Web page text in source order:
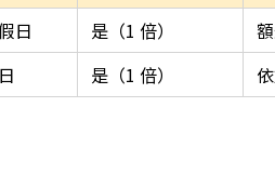
日
是（1 倍）
是（1 倍）